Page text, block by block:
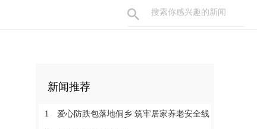
新闻推荐
1 爱心防跌包落地侗乡 筑牢居家养老安全线